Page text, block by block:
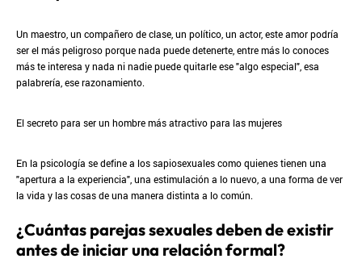
Un maestro, un compañero de clase, un político, un actor, este amor podría
ser el más peligroso porque nada puede detenerte, entre más lo conoces
más te interesa y nada ni nadie puede quitarle ese "algo especial", esa
palabrería, ese razonamiento.
El secreto para ser un hombre más atractivo para las mujeres
En la psicología se define a los sapiosexuales como quienes tienen una
"apertura a la experiencia", una estimulación a lo nuevo, a una forma de ver
la vida y las cosas de una manera distinta a lo común.
¿Cuántas parejas sexuales deben de existir
antes de iniciar una relación formal?